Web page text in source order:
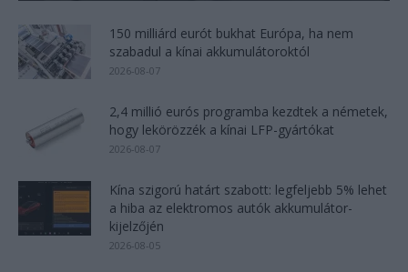
150 milliárd eurót bukhat Európa, ha nem
szabadul a kínai akkumulátoroktól
2026-08-07
2,4 millió eurós programba kezdtek a németek,
hogy lekörözzék a kínai LFP-gyártókat
2026-08-07
Kína szigorú határt szabott: legfeljebb 5% lehet
a hiba az elektromos autók akkumulátor-
kijelzőjén
2026-08-05